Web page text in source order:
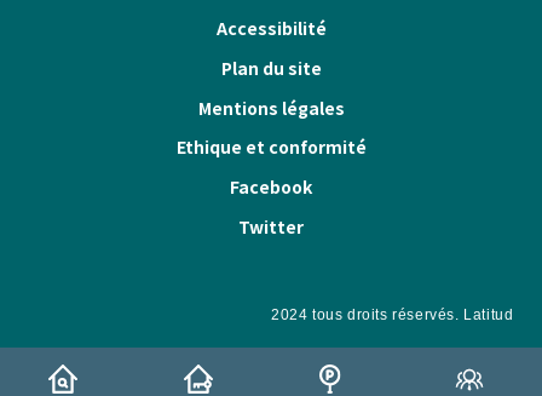
Menu
Rechercher
Accessibilité
Plan du site
Mentions légales
Ethique et conformité
Facebook
Twitter
2024 tous droits réservés. Latitud